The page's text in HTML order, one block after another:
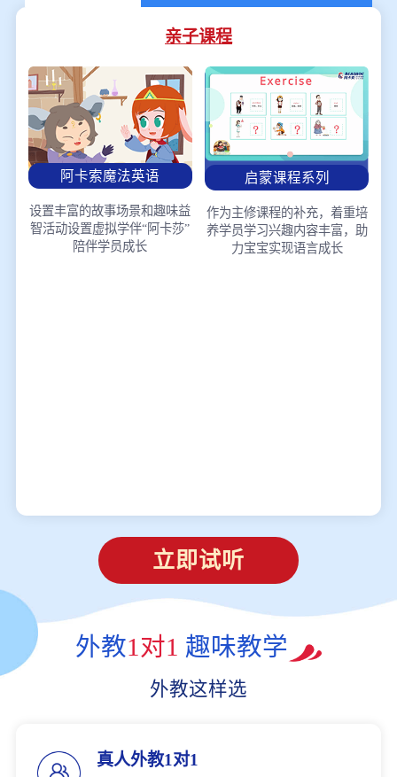
亲子课程
阿卡索魔法英语
设置丰富的故事场景和趣味益
智活动设置虚拟学伴“阿卡莎”
陪伴学员成长
启蒙课程系列
作为主修课程的补充，着重培
养学员学习兴趣内容丰富，助
力宝宝实现语言成长
立即试听
外教1对1 趣味教学
外教这样选
真人外教1对1